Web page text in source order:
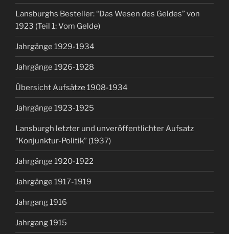
Lansburghs Besteller: “Das Wesen des Geldes” von
1923 (Teil 1: Vom Gelde)
Jahrgänge 1929-1934
Jahrgänge 1926-1928
Übersicht Aufsätze 1908-1934
Jahrgänge 1923-1925
Lansburgh letzter und unveröffentlichter Aufsatz
“Konjunktur-Politik” (1937)
Jahrgänge 1920-1922
Jahrgänge 1917-1919
Jahrgang 1916
Jahrgang 1915